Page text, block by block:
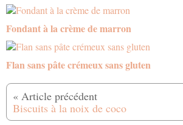
Fondant à la crème de marron
Flan sans pâte crémeux sans gluten
Biscuits à la noix de coco